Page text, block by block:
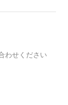
わせください